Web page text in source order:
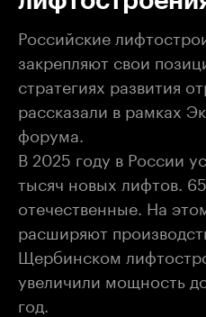
Российские
закрепляют свои
стратегиях развития
рассказали в рамках
форума.
В 2025 году в России
тысяч новых лифтов.
отечественные. На
расширяют
Щербинском
увеличили мощность
год.